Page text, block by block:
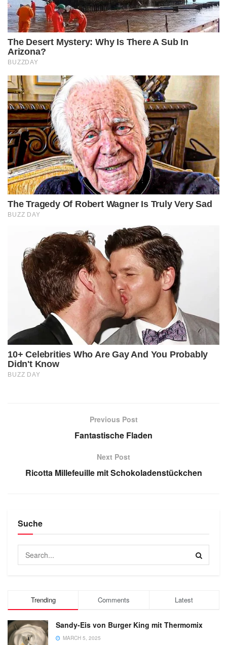
Previous Post
Fantastische Fladen
Next Post
Ricotta Millefeuille mit Schokoladenstückchen
Suche
Trending Comments Latest
Sandy-Eis von Burger King mit Thermomix
MARCH 5, 2025